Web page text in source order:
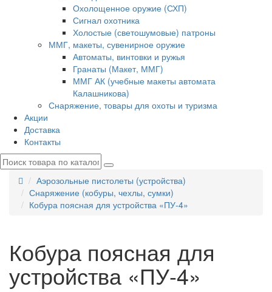
Охолощенное оружие (СХП)
Сигнал охотника
Холостые (светошумовые) патроны
ММГ, макеты, сувенирное оружие
Автоматы, винтовки и ружья
Гранаты (Макет, ММГ)
ММГ АК (учебные макеты автомата
Калашникова)
Снаряжение, товары для охоты и туризма
Акции
Доставка
Контакты
Аэрозольные пистолеты (устройства)
Снаряжение (кобуры, чехлы, сумки)
Кобура поясная для устройства «ПУ-4»
Кобура поясная для
устройства «ПУ-4»